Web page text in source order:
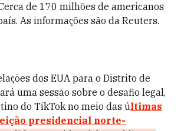
de 170 milhões de americanos
As informações são da Reuters.
dos EUA para o Distrito de
uma sessão sobre o desafio legal,
do TikTok no meio das últimas
presidencial norte-